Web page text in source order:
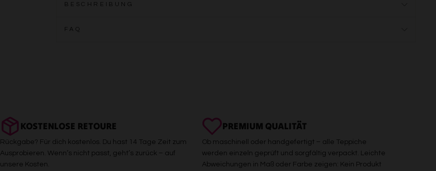
BESCHREIBUNG
FAQ
KOSTENLOSE RETOURE
Rückgabe? Für dich kostenlos. Du hast 14 Tage Zeit zum
Ausprobieren. Wenn’s nicht passt, geht’s zurück – auf
unsere Kosten.
PREMIUM QUALITÄT
Ob maschinell oder handgefertigt – alle Teppiche
werden einzeln geprüft und sorgfältig verpackt. Leichte
Abweichungen in Maß oder Farbe zeigen: Kein Produkt